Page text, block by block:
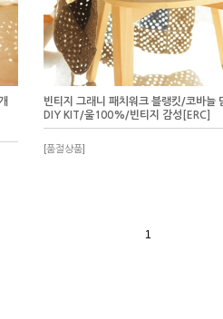
빈티지 그래니 패치워크 블랭킷/코바늘
DIY KIT/울100%/빈티지 감성[ERC]
[품절상품]
1